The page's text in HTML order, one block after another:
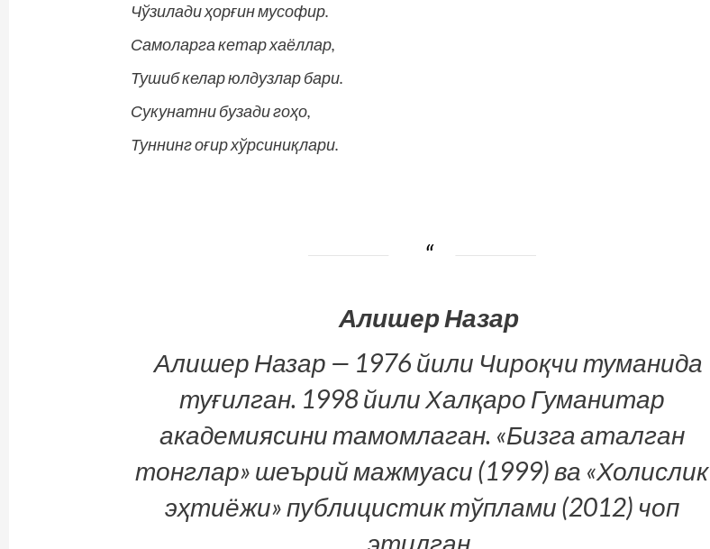
Чўзилади ҳорғин мусофир.
Самоларга кетар хаёллар,
Тушиб келар юлдузлар бари.
Сукунатни бузади гоҳо,
Туннинг оғир хўрсиниқлари.
Алишер Назар
Алишер Назар — 1976 йили Чироқчи туманида
туғилган. 1998 йили Халқаро Гуманитар
академиясини тамомлаган. «Бизга аталган
тонглар» шеърий мажмуаси (1999) ва «Холислик
эҳтиёжи» пуб­лицистик тўплами (2012) чоп
этилган.